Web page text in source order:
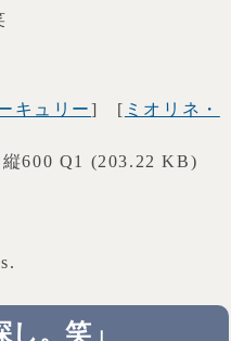
キュリー] [ ミオリネ・
600 Q1 (203.22 KB)
。笑」